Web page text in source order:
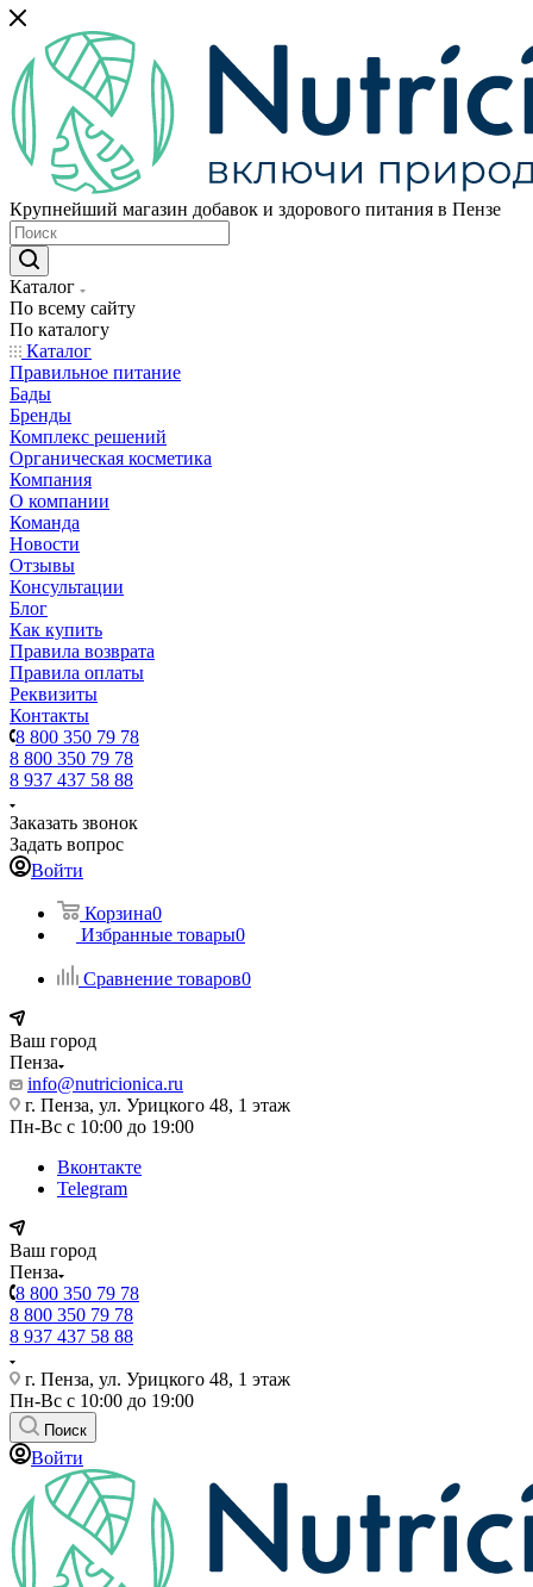
Крупнейший магазин добавок и здорового питания в Пензе
Каталог
По всему сайту
По каталогу
Каталог
Правильное питание
Бады
Бренды
Комплекс решений
Органическая косметика
Компания
О компании
Команда
Новости
Отзывы
Консультации
Блог
Как купить
Правила возврата
Правила оплаты
Реквизиты
Контакты
8 800 350 79 78
8 800 350 79 78
8 937 437 58 88
Заказать звонок
Задать вопрос
Войти
Корзина0
Избранные товары0
Сравнение товаров0
Ваш город
Пенза
info@nutricionica.ru
г. Пенза, ул. Урицкого 48, 1 этаж
Пн-Вс с 10:00 до 19:00
Вконтакте
Telegram
Ваш город
Пенза
8 800 350 79 78
8 800 350 79 78
8 937 437 58 88
г. Пенза, ул. Урицкого 48, 1 этаж
Пн-Вс с 10:00 до 19:00
Поиск
Войти